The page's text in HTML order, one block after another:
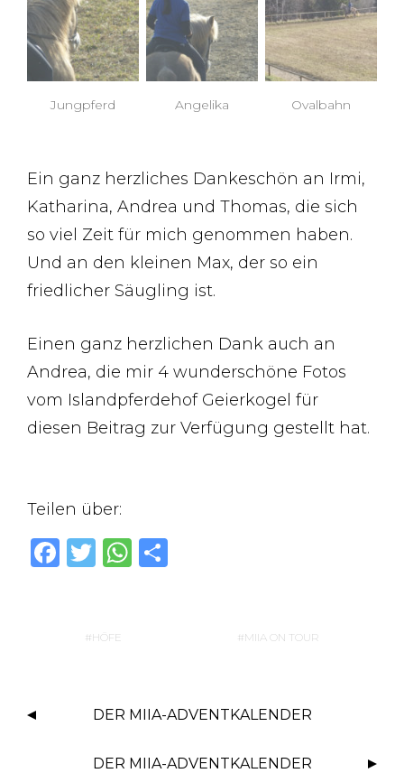
Jungpferd Angelika Ovalbahn
Ein ganz herzliches Dankeschön an Irmi,
Katharina, Andrea und Thomas, die sich
so viel Zeit für mich genommen haben.
Und an den kleinen Max, der so ein
friedlicher Säugling ist.
Einen ganz herzlichen Dank auch an
Andrea, die mir 4 wunderschöne Fotos
vom Islandpferdehof Geierkogel für
diesen Beitrag zur Verfügung gestellt hat.
Teilen über:
F
T
te
W
p
HÖFE MIIA ON TOUR
DER MIIA-ADVENTKALENDER
DER MIIA-ADVENTKALENDER